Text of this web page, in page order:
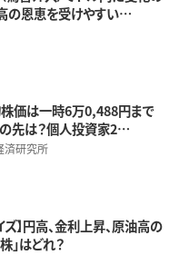
の恩恵を受けやすい…
価は一時6万0,488円まで
先は？個人投資家2…
済研究所
ズ】円高、金利上昇、原油高の
」はどれ？